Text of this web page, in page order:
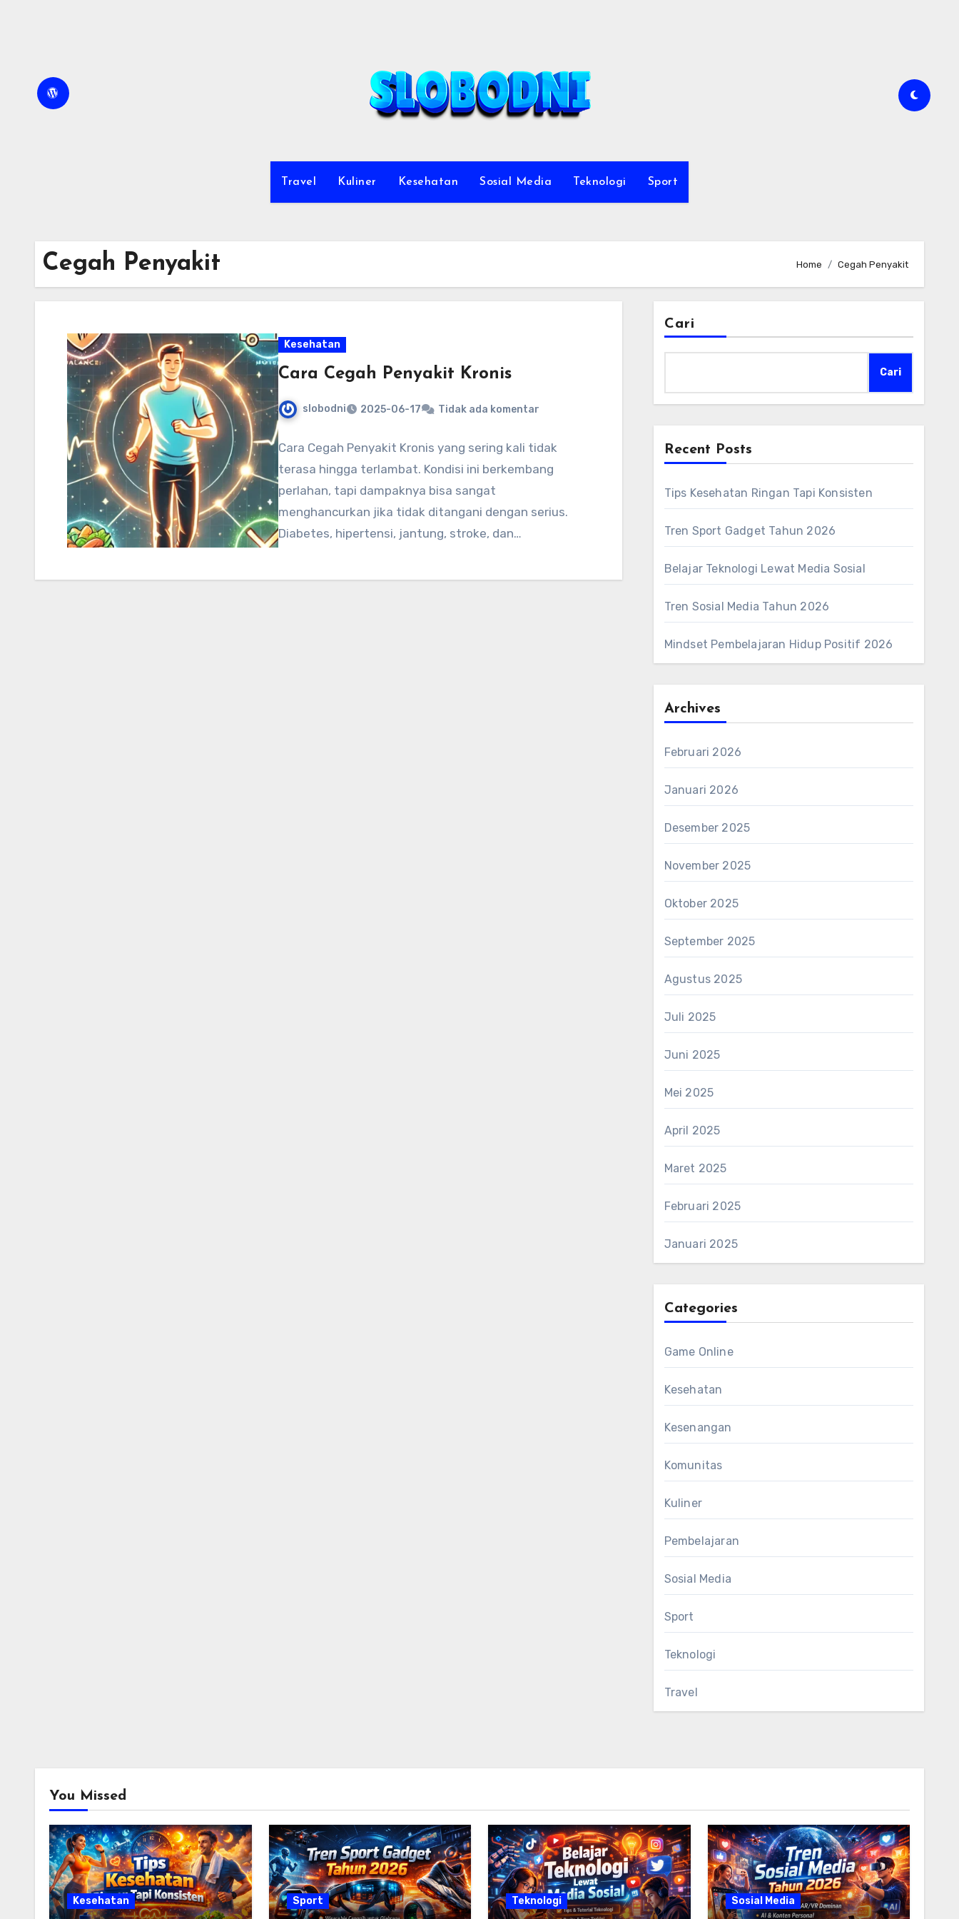
Travel Kuliner Kesehatan Sosial Media Teknologi Sport
Cegah Penyakit Home Cegah Penyakit
Kesehatan
Cara Cegah Penyakit Kronis
slobodni 2025-06-17 Tidak ada komentar
Cara Cegah Penyakit Kronis yang sering kali tidak
terasa hingga terlambat. Kondisi ini berkembang
perlahan, tapi dampaknya bisa sangat
menghancurkan jika tidak ditangani dengan serius.
Diabetes, hipertensi, jantung, stroke, dan…
Cari
Cari
Recent Posts
Tips Kesehatan Ringan Tapi Konsisten
Tren Sport Gadget Tahun 2026
Belajar Teknologi Lewat Media Sosial
Tren Sosial Media Tahun 2026
Mindset Pembelajaran Hidup Positif 2026
Archives
Februari 2026
Januari 2026
Desember 2025
November 2025
Oktober 2025
September 2025
Agustus 2025
Juli 2025
Juni 2025
Mei 2025
April 2025
Maret 2025
Februari 2025
Januari 2025
Categories
Game Online
Kesehatan
Kesenangan
Komunitas
Kuliner
Pembelajaran
Sosial Media
Sport
Teknologi
Travel
You Missed
Kesehatan Sport Teknologi Sosial Media